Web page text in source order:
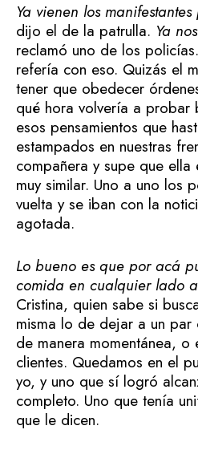
Ya vienen los
dijo el de la patrulla. Ya
reclamó uno de los
refería con eso. Quizás el
tener que obedecer
qué hora volvería a probar
esos pensamientos que
estampados en nuestras
compañera y supe que
muy similar. Uno a uno los
vuelta y se iban con la
agotada.
Lo bueno es que por acá
comida en cualquier lado
Cristina, quien sabe si
misma lo de dejar a un
de manera momentánea,
clientes. Quedamos en el
yo, y uno que sí logró
completo. Uno que tenía
que le dicen.